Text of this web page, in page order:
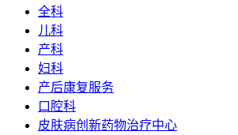
全科
儿科
产科
妇科
产后康复服务
口腔科
皮肤病创新药物治疗中心